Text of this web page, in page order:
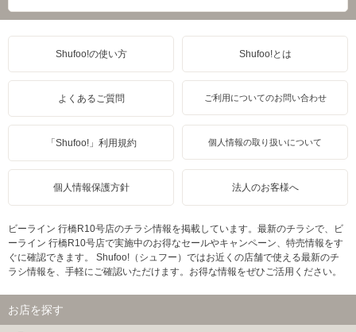
Shufoo!の使い方 Shufoo!とは
よくあるご質問 ご利用についてのお問い合わせ
「Shufoo!」利用規約 個人情報の取り扱いについて
個人情報保護方針 法人のお客様へ
ビーライン 行橋R10号店のチラシ情報を掲載しています。最新のチラシで、ビ
ーライン 行橋R10号店で実施中のお得なセールやキャンペーン、特売情報をす
ぐに確認できます。 Shufoo!（シュフー）ではお近くの店舗で使える最新のチ
ラシ情報を、手軽にご確認いただけます。お得な情報をぜひご活用ください。
お店を探す